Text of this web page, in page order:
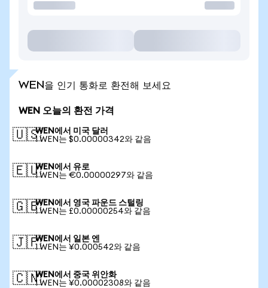
WEN을 인기 통화로 환전해 보세요
WEN 오늘의 환전 가격
🇺🇸WEN에서 미국 달러
1 WEN는 $0.00000342와 같음
🇪🇺WEN에서 유로
1 WEN는 €0.00000297와 같음
🇬🇧WEN에서 영국 파운드 스털링
1 WEN는 £0.00000254와 같음
🇯🇵WEN에서 일본 엔
1 WEN는 ¥0.000542와 같음
🇨🇳WEN에서 중국 위안화
1 WEN는 ¥0.00002308와 같음